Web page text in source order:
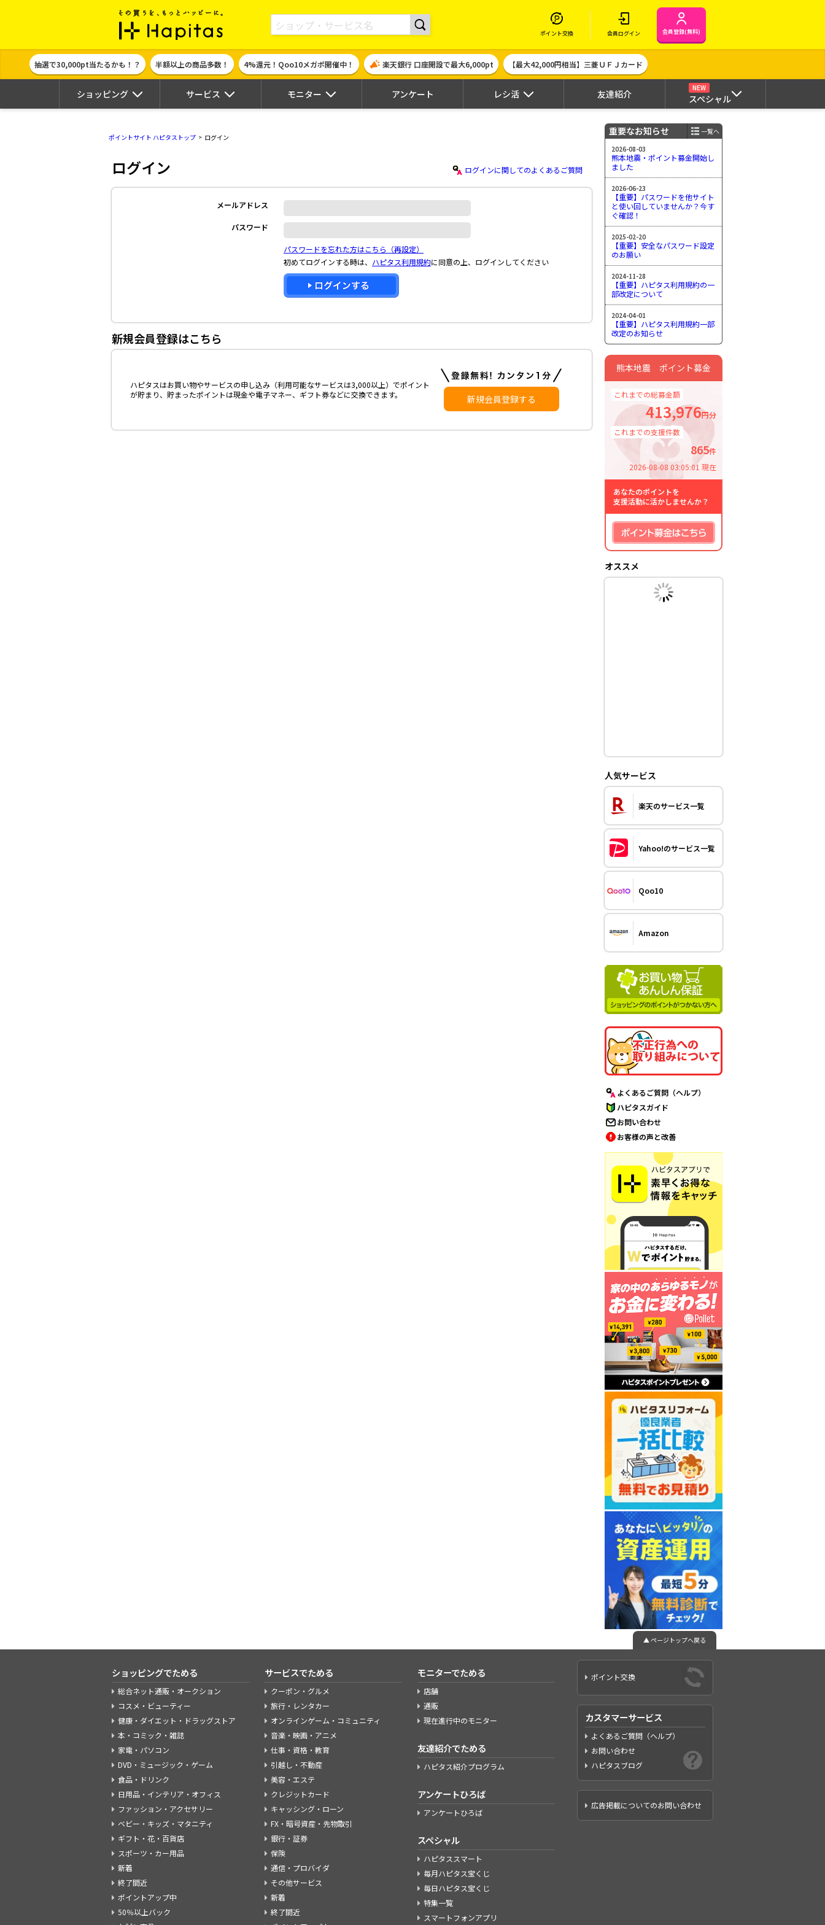
ポイント貯めて現金やギフト券に交換できるポイントサイト | ハピタス
ポイント交換 会員ログイン 会員登録(無料)
抽選で30,000pt当たるかも！？ 半額以上の商品多数！ 4%還元！Qoo10メガポ開催中！ 楽天銀行 口座開設で最大6,000pt 【最大42,000円相当】三菱ＵＦＪカード
ショッピング サービス モニター アンケート レシ活 友達紹介
NEW
スペシャル
ポイントサイト ハピタストップ ログイン
ログイン ログインに関してのよくあるご質問
メールアドレス
パスワード
パスワードを忘れた方はこちら（再設定）
初めてログインする時は、 ハピタス利用規約に同意の上、ログインしてください
新規会員登録はこちら
ハピタスはお買い物やサービスの申し込み（利用可能なサービスは3,000以上）でポイント
が貯まり、貯まったポイントは現金や電子マネー、ギフト券などに交換できます。
新規会員登録する
重要なお知らせ
一覧へ
2026-08-03
熊本地震・ポイント募金開始し
ました
2026-06-23
【重要】パスワードを他サイト
と使い回していませんか？今す
ぐ確認！
2025-02-20
【重要】安全なパスワード設定
のお願い
2024-11-28
【重要】ハピタス利用規約の一
部改定について
2024-04-01
【重要】ハピタス利用規約一部
改定のお知らせ
熊本地震 ポイント募金
これまでの総募金額
413,976円分
これまでの支援件数
865件
2026-08-08 03:05:01 現在
あなたのポイントを
支援活動に活かしませんか？
オススメ
人気サービス
楽天のサービス一覧
Yahoo!のサービス一覧
Qoo10
Amazon
よくあるご質問（ヘルプ）
ハピタスガイド
お問い合わせ
お客様の声と改善
▲ ページトップへ戻る
ショッピングでためる
総合ネット通販・オークション
コスメ・ビューティー
健康・ダイエット・ドラッグストア
本・コミック・雑誌
家電・パソコン
DVD・ミュージック・ゲーム
食品・ドリンク
日用品・インテリア・オフィス
ファッション・アクセサリー
ベビー・キッズ・マタニティ
ギフト・花・百貨店
スポーツ・カー用品
新着
終了間近
ポイントアップ中
50％以上バック
サービスでためる
クーポン・グルメ
旅行・レンタカー
オンラインゲーム・コミュニティ
音楽・映画・アニメ
仕事・資格・教育
引越し・不動産
美容・エステ
クレジットカード
キャッシング・ローン
FX・暗号資産・先物取引
銀行・証券
保険
通信・プロバイダ
その他サービス
新着
終了間近
モニターでためる
店舗
通販
現在進行中のモニター
友達紹介でためる
ハピタス紹介プログラム
アンケートひろば
アンケートひろば
スペシャル
ハピタススマート
毎月ハピタス宝くじ
毎日ハピタス宝くじ
特集一覧
スマートフォンアプリ
ポイント交換
カスタマーサービス
よくあるご質問（ヘルプ）
お問い合わせ
ハピタスブログ
広告掲載についてのお問い合わせ